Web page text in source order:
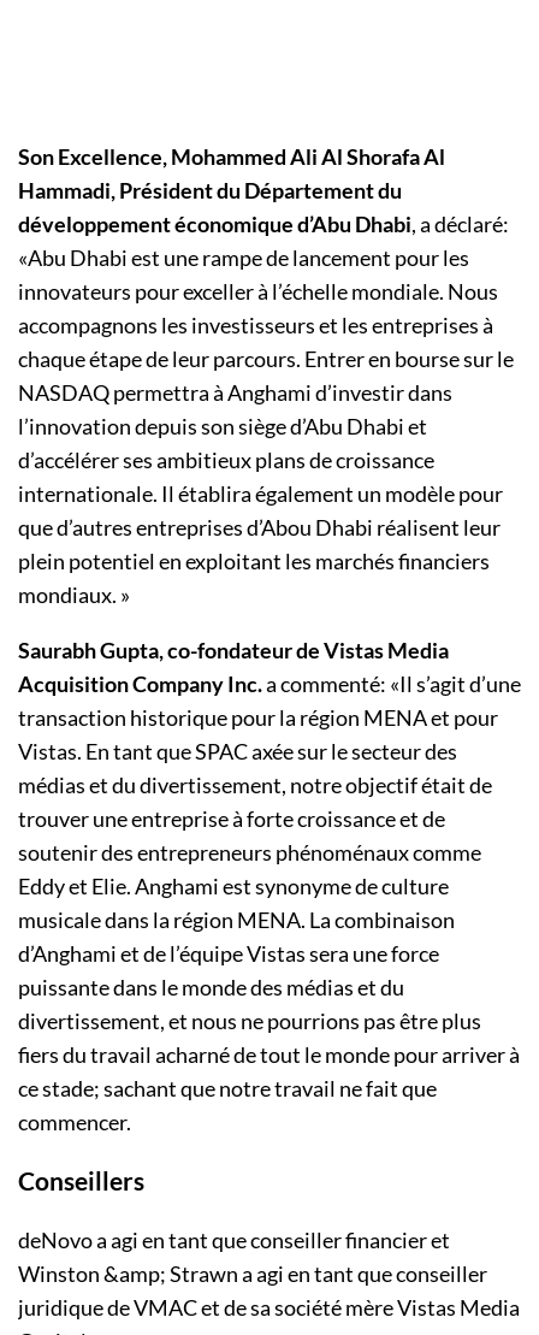
Son Excellence, Mohammed Ali Al Shorafa Al
Hammadi, Président du Département du
développementéconomique d’Abu Dhabi, a déclaré:
«Abu Dhabi est une rampe de lancement pour les
innovateurs pour exceller à l’échelle mondiale. Nous
accompagnons les investisseurs et les entreprises à
chaque étape de leur parcours. Entrer en bourse sur le
NASDAQ permettra à Anghami d’investir dans
l’innovation depuis son siège d’Abu Dhabi et
d’accélérer ses ambitieux plans de croissance
internationale. Il établira également un modèle pour
que d’autres entreprises d’Abou Dhabi réalisent leur
plein potentiel en exploitant les marchés financiers
mondiaux. »
Saurabh Gupta, co-fondateur de Vistas Media
Acquisition Company Inc.a commenté: «Il s’agit d’une
transaction historique pour la région MENA et pour
Vistas. En tant que SPAC axée sur le secteur des
médias et du divertissement, notre objectif était de
trouver une entreprise à forte croissance et de
soutenir des entrepreneurs phénoménaux comme
Eddy et Elie. Anghami est synonyme de culture
musicale dans la région MENA. La combinaison
d’Anghami et de l’équipe Vistas sera une force
puissante dans le monde des médias et du
divertissement, et nous ne pourrions pas être plus
fiers du travail acharné de tout le monde pour arriver à
ce stade; sachant que notre travail ne fait que
commencer.
Conseillers
deNovo a agi en tant que conseiller financier et
Winston &amp; Strawn a agi en tant que conseiller
juridique de VMAC et de sa société mère Vistas Media